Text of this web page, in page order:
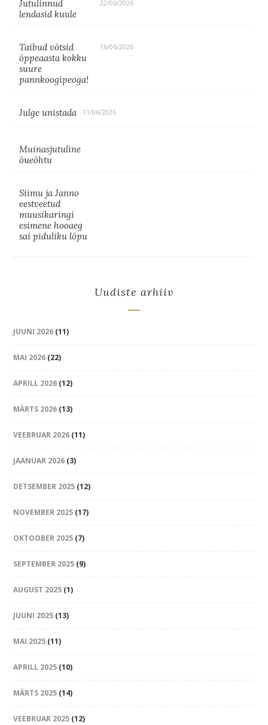
Jutulinnud
lendasid kuule
22/06/2026
Taibud võtsid
õppeaasta kokku
suure
pannkoogipeoga!
16/06/2026
Julge unistada 11/06/2026
Muinasjutuline
õueõhtu
Siimu ja Janno
eestveetud
muusikaringi
esimene hooaeg
sai piduliku lõpu
Uudiste arhiiv
JUUNI 2026 (11)
MAI 2026 (22)
APRILL 2026 (12)
MÄRTS 2026 (13)
VEEBRUAR 2026 (11)
JAANUAR 2026 (3)
DETSEMBER 2025 (12)
NOVEMBER 2025 (17)
OKTOOBER 2025 (7)
SEPTEMBER 2025 (9)
AUGUST 2025 (1)
JUUNI 2025 (13)
MAI 2025 (11)
APRILL 2025 (10)
MÄRTS 2025 (14)
VEEBRUAR 2025 (12)